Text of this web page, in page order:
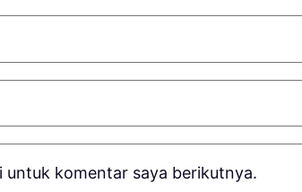
untuk komentar saya berikutnya.